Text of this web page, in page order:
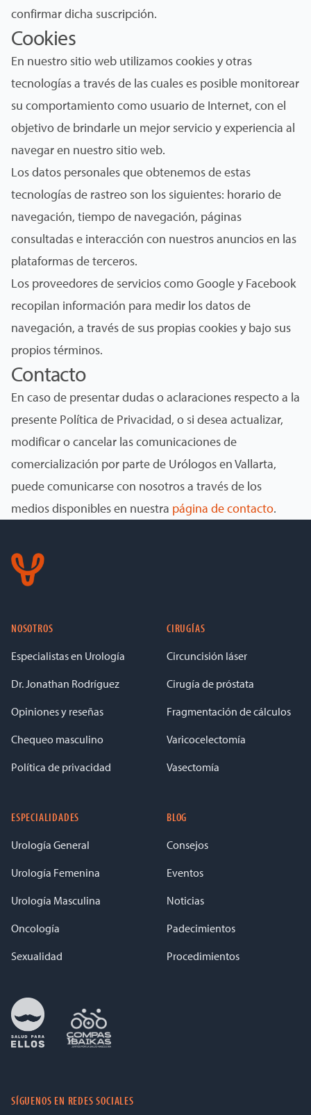
confirmar dicha suscripción.
Cookies
En nuestro sitio web utilizamos cookies y otras
tecnologías a través de las cuales es posible monitorear
su comportamiento como usuario de Internet, con el
objetivo de brindarle un mejor servicio y experiencia al
navegar en nuestro sitio web.
Los datos personales que obtenemos de estas
tecnologías de rastreo son los siguientes: horario de
navegación, tiempo de navegación, páginas
consultadas e interacción con nuestros anuncios en las
plataformas de terceros.
Los proveedores de servicios como Google y Facebook
recopilan información para medir los datos de
navegación, a través de sus propias cookies y bajo sus
propios términos.
Contacto
En caso de presentar dudas o aclaraciones respecto a la
presente Política de Privacidad, o si desea actualizar,
modificar o cancelar las comunicaciones de
comercialización por parte de Urólogos en Vallarta,
puede comunicarse con nosotros a través de los
medios disponibles en nuestra página de contacto.
NOSOTROS
Especialistas en Urología
Dr. Jonathan Rodríguez
Opiniones y reseñas
Chequeo masculino
Política de privacidad
ESPECIALIDADES
Urología General
Urología Femenina
Urología Masculina
Oncología
Sexualidad
CIRUGÍAS
Circuncisión láser
Cirugía de próstata
Fragmentación de cálculos
Varicocelectomía
Vasectomía
BLOG
Consejos
Eventos
Noticias
Padecimientos
Procedimientos
SÍGUENOS EN REDES SOCIALES